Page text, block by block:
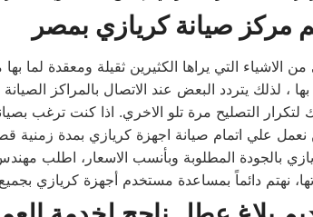
مركز صيانة كريازي بمصر
من الاشياء التي يراها الكثيرين ثقيلة ومعقدة
، لذلك يتردد البعض عند الاتصال بالمراكز
التصليح مرة تلو الاخري. اذا كنت ترغب
بالجودة المطلوبة وبأنسب الاسعار، اطلب